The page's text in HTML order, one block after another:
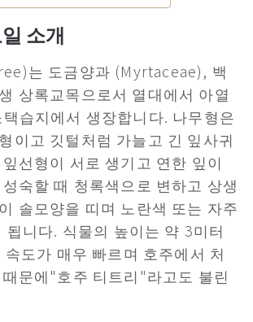
소개
는 도금양과 (Myrtaceae), 백
상록교목으로서 열대에서 아열
습지에서 생장합니다. 나무형은
이고 깃털처럼 가늘고 긴 잎사귀
선형이 서로 생기고 연한 잎이
숙할 때 청록색으로 변하고 상생
솔모양을 띠며 노란색 또는 자주
됩니다. 식물의 높이는 약 3미터
도가 매우 빠르며 호주에서 처
문에"호주 티트리"라고도 불린